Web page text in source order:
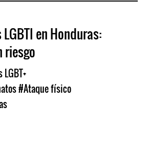
en Honduras:
riesgo
#Ataque físico